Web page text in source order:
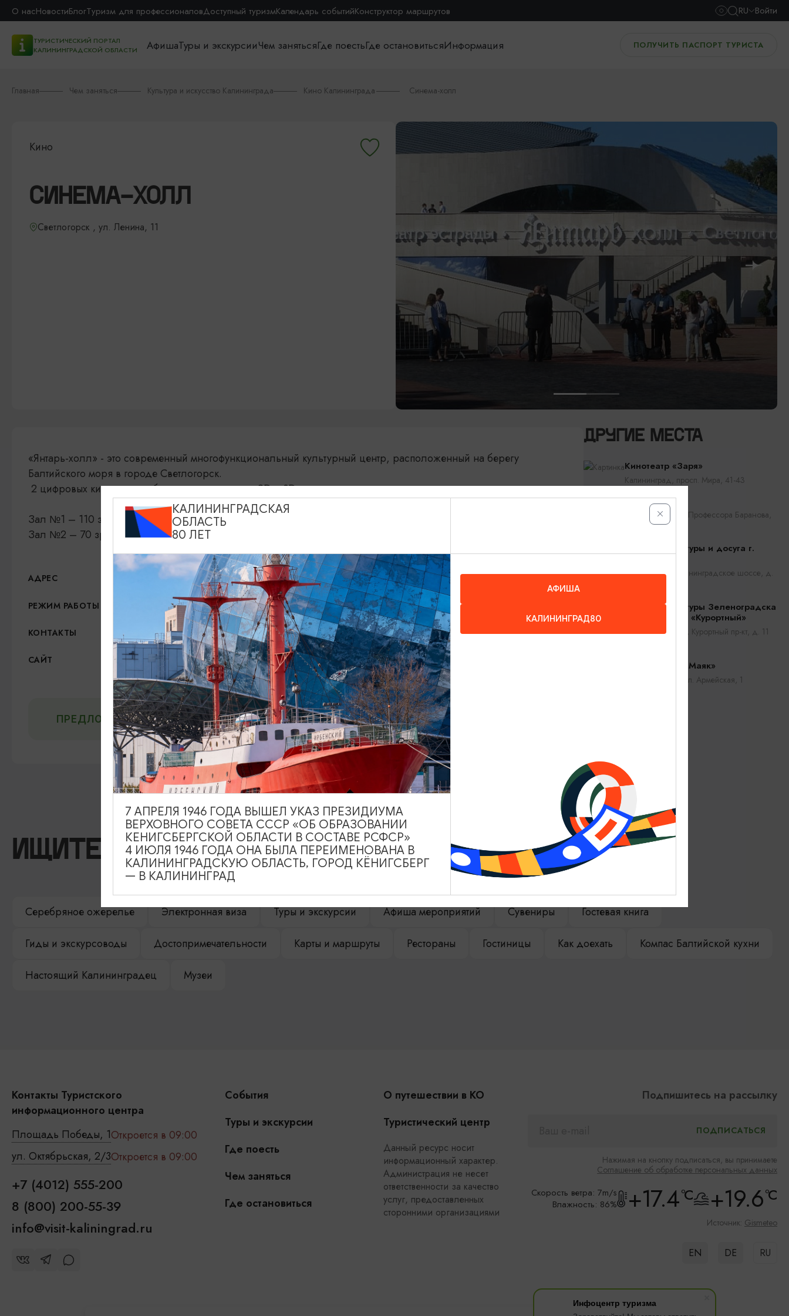
Инфоцентр туризма
О насНовостиБлогТуризм для профессионаловДоступный туризмКалендарь событийКонструктор маршрутов RU Войти
ТУРИСТИЧЕСКИЙ ПОРТАЛ
КАЛИНИНГРАДСКОЙ ОБЛАСТИ
АфишаТуры и экскурсииЧем занятьсяГде поестьГде остановитьсяИнформация ПОЛУЧИТЬ ПАСПОРТ ТУРИСТА
Главная Чем заняться Культура и искусство Калининграда Кино Калининграда Синема-холл
Кино
СИНЕМА-ХОЛЛ
Светлогорск , ул. Ленина, 11
«Янтарь-холл» - это современный многофункциональный культурный центр, расположенный на берегу
Балтийского моря в городе Светлогорск.
2 цифровых кинозала, работающих в форматах 2D и 3D
Зал №1 – 110 зрителей,
Зал №2 – 70 зрителей.
АДРЕС ул. Ленина, 11, Показать на карте
РЕЖИМ РАБОТЫ ежедневно с 10:00-00:00
КОНТАКТЫ +7 (40153) 2-42-40
САЙТ
Официальный сайт
ВКонтакте
ПРЕДЛОЖИТЬ ИНФОРМАЦИЮ
ДРУГИЕ МЕСТА
Кинотеатр «Заря»
Калининград, просп. Мира, 41-43
Эпицентр
Калининград, ул. Профессора Баранова,
Центр культуры и досуга г.
Гурьевск, Калининградское шоссе, д.
Центр культуры Зеленоградска
и кинотеатр «Курортный»
Зеленоградск, Курортный пр-кт, д. 11
Кинотеатр «Маяк»
Пионерский, ул. Армейская, 1
ИЩИТЕ ТАКЖЕ НА НАШЕМ САЙТЕ
Серебряное ожерелье Электронная виза Туры и экскурсии Афиша мероприятий Сувениры Гостевая книга
Гиды и экскурсоводы Достопримечательности Карты и маршруты Рестораны Гостиницы Как доехать Компас Балтийской кухни
Настоящий Калининградец Музеи
Контакты Туристского
информационного центра
Площадь Победы, 1Откроется в 09:00
ул. Октябрьская, 2/3Откроется в 09:00
+7 (4012) 555-200
8 (800) 200-55-39
info@visit-kaliningrad.ru
События
Туры и экскурсии
Где поесть
Чем заняться
Где остановиться
О путешествии в КО
Туристический центр
Данный ресурс носит
информационный характер.
Администрация не несет
ответственности за качество
услуг, предоставленных
сторонними организациями
Подпишитесь на рассылку
Нажимая на кнопку подписаться, вы принимаете
Соглашение об обработке персональных данных
Скорость ветра: 7m/s
Влажность: 86%
+17.4°C +19.6°C
Источник: Gismeteo
EN DE RU
КАЛИНИНГРАДСКАЯ
ОБЛАСТЬ
80 ЛЕТ
АФИША
КАЛИНИНГРАД80
7 АПРЕЛЯ 1946 ГОДА ВЫШЕЛ УКАЗ ПРЕЗИДИУМА
ВЕРХОВНОГО СОВЕТА СССР «ОБ ОБРАЗОВАНИИ
КЕНИГСБЕРГСКОЙ ОБЛАСТИ В СОСТАВЕ РСФСР»
4 ИЮЛЯ 1946 ГОДА ОНА БЫЛА ПЕРЕИМЕНОВАНА В
КАЛИНИНГРАДСКУЮ ОБЛАСТЬ, ГОРОД КЁНИГСБЕРГ
— В КАЛИНИНГРАД